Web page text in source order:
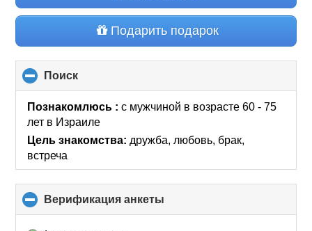
Подарить подарок
Поиск
to
collapse
contents
Познакомлюсь :с мужчиной в возрасте 60 - 75
лет в Израиле
Цель знакомства: дружба, любовь, брак,
встреча
Верификация анкеты
to